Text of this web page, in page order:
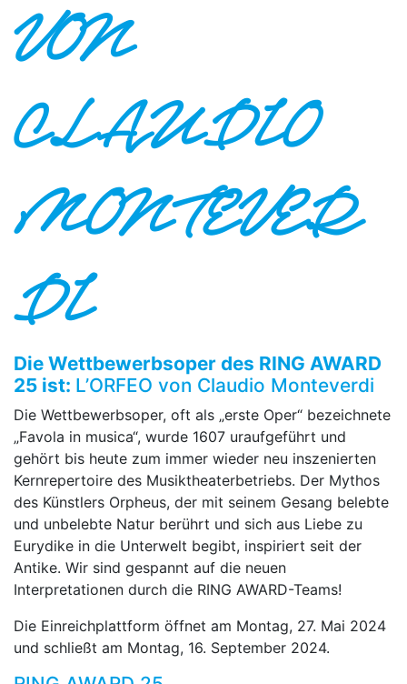
VON
CLAUDIO
MONTEVER
DI
Die Wettbewerbsoper des RING AWARD
25 ist: L’ORFEO von Claudio Monteverdi
Die Wettbewerbsoper, oft als „erste Oper“ bezeichnete
„Favola in musica“, wurde 1607 uraufgeführt und
gehört bis heute zum immer wieder neu inszenierten
Kernrepertoire des Musiktheaterbetriebs. Der Mythos
des Künstlers Orpheus, der mit seinem Gesang belebte
und unbelebte Natur berührt und sich aus Liebe zu
Eurydike in die Unterwelt begibt, inspiriert seit der
Antike. Wir sind gespannt auf die neuen
Interpretationen durch die RING AWARD-Teams!
Die Einreichplattform öffnet am Montag, 27. Mai 2024
und schließt am Montag, 16. September 2024.